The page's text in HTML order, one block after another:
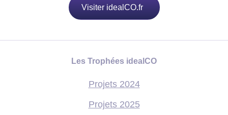
Visiter idealCO.fr
Les Trophées idealCO
Projets 2024
Projets 2025